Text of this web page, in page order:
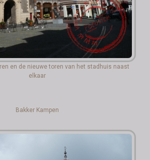
en de nieuwe toren van het stadhuis naast
elkaar
Bakker Kampen